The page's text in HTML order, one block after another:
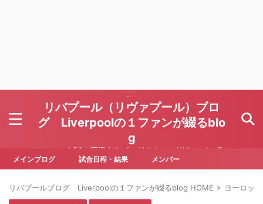
リバプール（リヴァプール）ブロ
グ Liverpoolの１ファンが綴るblo
g
Liverpool FCを応援するブログです Written by To
ru Yoda
メインブログ 試合日程・結果 メンバー
リバプールブログ Liverpoolの１ファンが綴るblog HOME > ヨーロッ